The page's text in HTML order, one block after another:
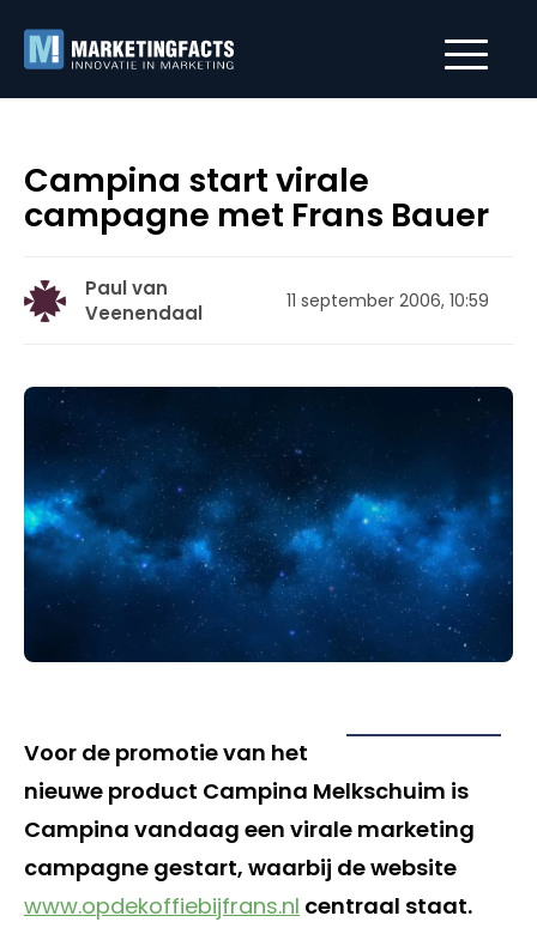
Campina start virale
campagne met Frans Bauer
Paul van
Veenendaal
11 september 2006, 10:59
Voor de promotie van het
nieuwe product Campina Melkschuim is
Campina vandaag een virale marketing
campagne gestart, waarbij de website
www.opdekoffiebijfrans.nl centraal staat.